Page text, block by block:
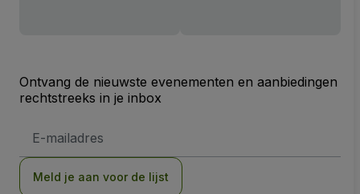
Ontvang de nieuwste evenementen en aanbiedingen
rechtstreeks in je inbox
mailadres
Meld je aan voor de lijst